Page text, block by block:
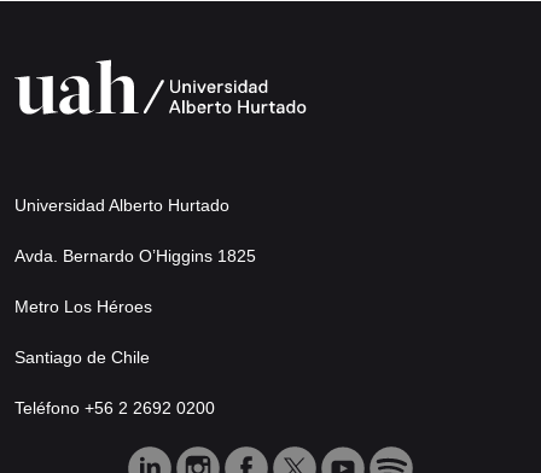
Universidad Alberto Hurtado
Avda. Bernardo O’Higgins 1825
Metro Los Héroes
Santiago de Chile
Teléfono +56 2 2692 0200